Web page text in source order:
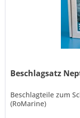
Beschlagsatz
Beschlagteile zum
(RoMarine)